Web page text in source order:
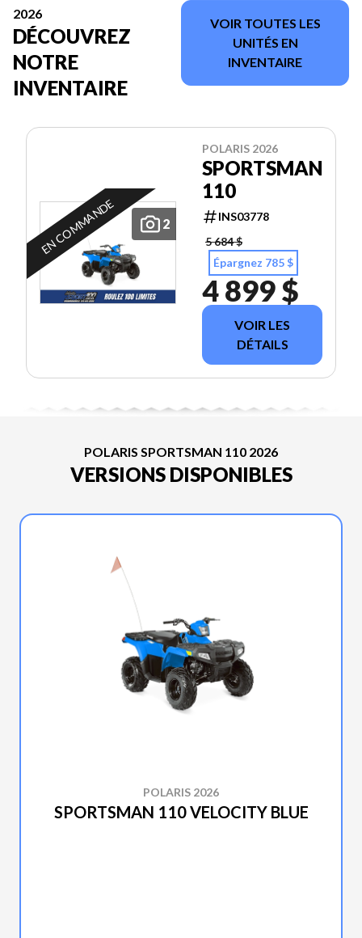
2026
DÉCOUVREZ
NOTRE
INVENTAIRE
VOIR TOUTES LES
UNITÉS EN
INVENTAIRE
2
EN COMMANDE
POLARIS 2026
SPORTSMAN
110
INS03778
5 684 $
Épargnez 785 $
4 899 $
VOIR LES
DÉTAILS
POLARIS SPORTSMAN 110 2026
VERSIONS DISPONIBLES
POLARIS 2026
SPORTSMAN 110 VELOCITY BLUE